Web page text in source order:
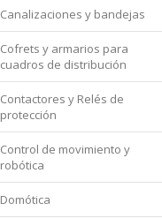
Canalizaciones y bandejas
Cofrets y armarios para
cuadros de distribución
Contactores y Relés de
protección
Control de movimiento y
robótica
Domótica